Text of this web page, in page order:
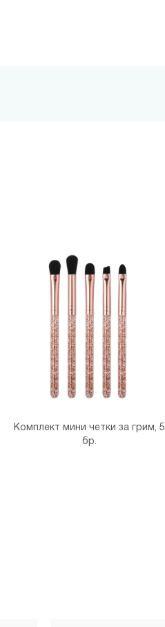
Комплект мини четки за грим, 5
бр.